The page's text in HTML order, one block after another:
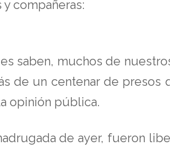
compañeras:
saben, muchos de
de un centenar de presos
opinión pública.
de ayer, fueron